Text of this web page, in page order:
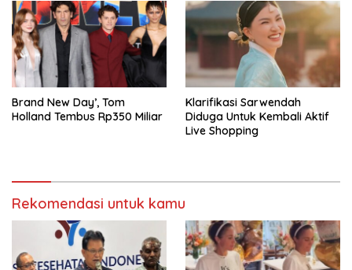
Brand New Day’, Tom
Holland Tembus Rp350 Miliar
Klarifikasi Sarwendah
Diduga Untuk Kembali Aktif
Live Shopping
Rekomendasi untuk kamu